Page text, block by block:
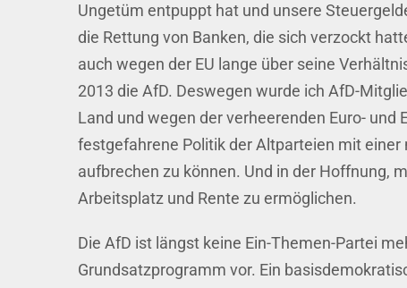
Ungetüm entpuppt hat und unsere
die Rettung von Banken, die sich verzockt
auch wegen der EU lange über seine
2013 die AfD. Deswegen wurde ich AfD-
Land und wegen der verheerenden Euro- und
festgefahrene Politik der Altparteien mit
aufbrechen zu können. Und in der Hoffnung,
Arbeitsplatz und Rente zu ermöglichen.
Die AfD ist längst keine Ein-Themen-Partei
Grundsatzprogramm vor. Ein